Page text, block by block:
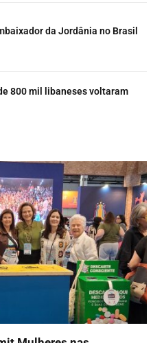
da Jordânia no Brasil
800 mil libaneses voltaram